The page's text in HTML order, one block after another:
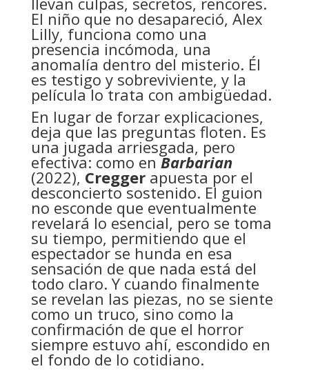
El niño que no desapareció, Alex
Lilly, funciona como una
presencia incómoda, una
anomalía dentro del misterio. Él
es testigo y sobreviviente, y la
película lo trata con ambigüedad.
En lugar de forzar explicaciones,
deja que las preguntas floten. Es
una jugada arriesgada, pero
efectiva: como enBarbarian
(2022), Creggerapuesta por el
desconcierto sostenido. El guion
no esconde que eventualmente
revelará lo esencial, pero se toma
su tiempo, permitiendo que el
espectador se hunda en esa
sensación de que nada está del
todo claro. Y cuando finalmente
se revelan las piezas, no se siente
como un truco, sino como la
confirmación de que el horror
siempre estuvo ahí, escondido en
el fondo de lo cotidiano.